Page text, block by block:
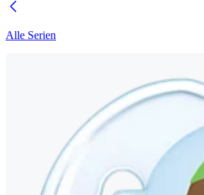
Alle Serien